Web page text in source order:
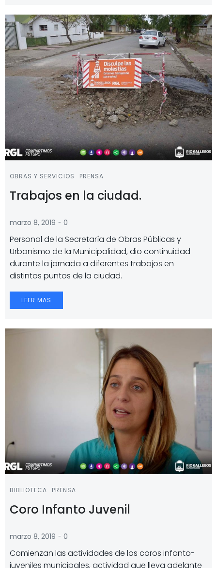
OBRAS Y SERVICIOS PRENSA
Trabajos en la ciudad.
marzo 8, 2019 - 0
Personal de la Secretaría de Obras Públicas y
Urbanismo de la Municipalidad, dio continuidad
durante la jornada a diferentes trabajos en
distintos puntos de la ciudad.
LEER MAS
BIBLIOTECA PRENSA
Coro Infanto Juvenil
marzo 8, 2019 - 0
Comienzan las actividades de los coros infanto-
juveniles municipales, actividad que lleva adelante